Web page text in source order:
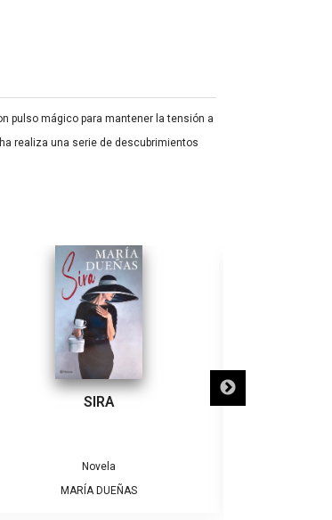
pulso mágico para mantener la tensión a
realiza una serie de descubrimientos
SIRA
Novela
MARÍA DUEÑAS